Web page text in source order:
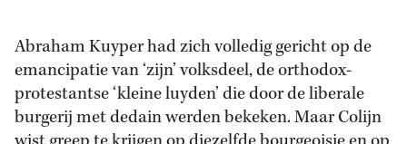
Abraham Kuyper had zich volledig gericht op de
emancipatie van ‘zijn’ volksdeel, de orthodox-
protestantse ‘kleine luyden’ die door de liberale
burgerij met dedain werden bekeken. Maar Colijn